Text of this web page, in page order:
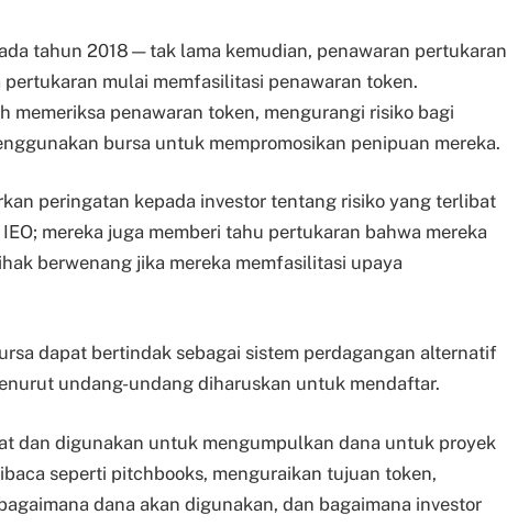
tahun 2018—tak lama kemudian, penawaran pertukaran
pertukaran mulai memfasilitasi penawaran token.
memeriksa penawaran token, mengurangi risiko bagi
bursa untuk mempromosikan penipuan mereka.
peringatan kepada investor tentang risiko yang terlibat
mereka juga memberi tahu pertukaran bahwa mereka
berwenang jika mereka memfasilitasi upaya
dapat bertindak sebagai sistem perdagangan alternatif
undang-undang diharuskan untuk mendaftar.
dan digunakan untuk mengumpulkan dana untuk proyek
seperti pitchbooks, menguraikan tujuan token,
dana akan digunakan, dan bagaimana investor